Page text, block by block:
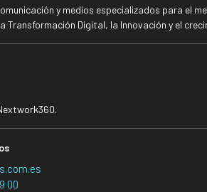
y medios especializados para el
Digital, la Innovación y el
00